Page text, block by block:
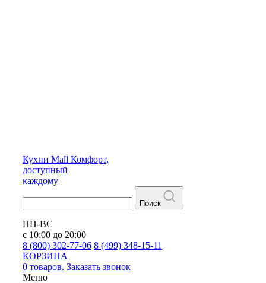
Кухни Mall Комфорт,
доступный
каждому
Поиск
ПН-ВС
с 10:00 до 20:00
8 (800) 302-77-06 8 (499) 348-15-11
КОРЗИНА
0 товаров. Заказать звонок
Меню